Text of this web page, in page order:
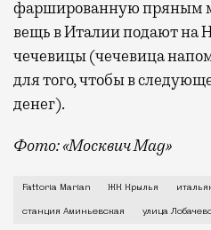
фаршированную пряным
вещь в Италии подают на
чечевицы (чечевица
для того, чтобы в
денег).
Фото: «Москвич Mag»
Настоящая итальянская
Fattoria Marian ЖК Крылья
станция Аминьевская улица